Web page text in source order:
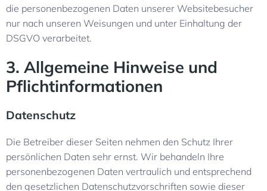
die personenbezogenen Daten unserer Websitebesucher
nur nach unseren Weisungen und unter Einhaltung der
DSGVO verarbeitet.
3. Allgemeine Hinweise und
Pflicht­informationen
Datenschutz
Die Betreiber dieser Seiten nehmen den Schutz Ihrer
persönlichen Daten sehr ernst. Wir behandeln Ihre
personenbezogenen Daten vertraulich und entsprechend
den gesetzlichen Datenschutzvorschriften sowie dieser